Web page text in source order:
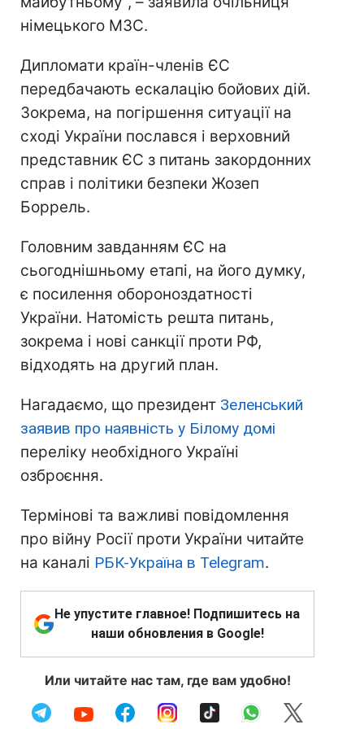
німецького МЗС.
Дипломати країн-членів ЄС
передбачають ескалацію бойових дій.
Зокрема, на погіршення ситуації на
сході України послався і верховний
представник ЄС з питань закордонних
справ і політики безпеки Жозеп
Боррель.
Головним завданням ЄС на
сьогоднішньому етапі, на його думку,
є посилення обороноздатності
України. Натомість решта питань,
зокрема і нові санкції проти РФ,
відходять на другий план.
Нагадаємо, що президент Зеленський
заявив про наявність у Білому домі
переліку необхідного Україні
озброєння.
Термінові та важливі повідомлення
про війну Росії проти України читайте
на каналі РБК-Україна в Telegram.
Не упустите главное! Подпишитесь на
наши обновления в Google!
Или читайте нас там, где вам удобно!